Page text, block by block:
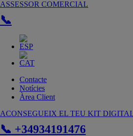
Vés
contingut
ASSESSOR COMERCIAL
📞
Contacte
Notícies
Àrea Client
ACONSEGUEIX EL TEU KIT
📞 +34934191476